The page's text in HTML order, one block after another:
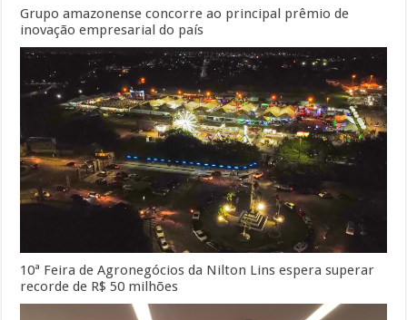
Grupo amazonense concorre ao principal prêmio de
inovação empresarial do país
10ª Feira de Agronegócios da Nilton Lins espera superar
recorde de R$ 50 milhões